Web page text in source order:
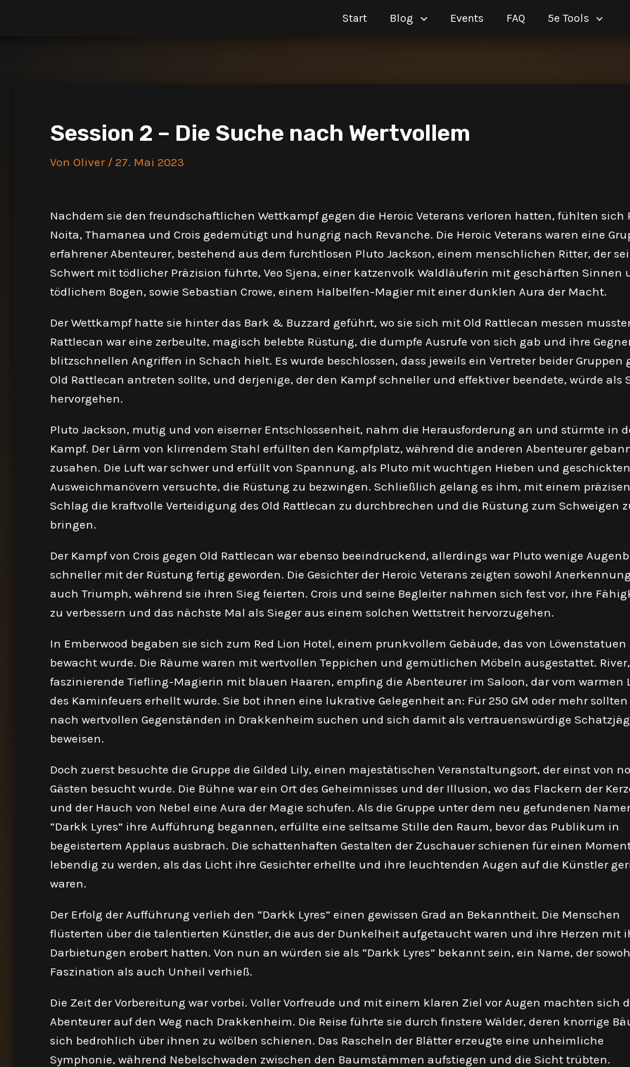
Start Blog Events FAQ 5e Tools
Session 2 – Die Suche nach Wertvollem
Von Oliver / 27. Mai 2023
Nachdem sie den freundschaftlichen Wettkampf gegen die Heroic Veterans verloren hatten, fühlten sich
Noita, Thamanea und Crois gedemütigt und hungrig nach Revanche. Die Heroic Veterans waren eine
erfahrener Abenteurer, bestehend aus dem furchtlosen Pluto Jackson, einem menschlichen Ritter, der
Schwert mit tödlicher Präzision führte, Veo Sjena, einer katzenvolk Waldläuferin mit geschärften Sinnen
tödlichem Bogen, sowie Sebastian Crowe, einem Halbelfen-Magier mit einer dunklen Aura der Macht.
Der Wettkampf hatte sie hinter das Bark & Buzzard geführt, wo sie sich mit Old Rattlecan messen
Rattlecan war eine zerbeulte, magisch belebte Rüstung, die dumpfe Ausrufe von sich gab und ihre
blitzschnellen Angriffen in Schach hielt. Es wurde beschlossen, dass jeweils ein Vertreter beider Gruppen
Old Rattlecan antreten sollte, und derjenige, der den Kampf schneller und effektiver beendete, würde als
hervorgehen.
Pluto Jackson, mutig und von eiserner Entschlossenheit, nahm die Herausforderung an und stürmte in
Kampf. Der Lärm von klirrendem Stahl erfüllten den Kampfplatz, während die anderen Abenteurer
zusahen. Die Luft war schwer und erfüllt von Spannung, als Pluto mit wuchtigen Hieben und geschickten
Ausweichmanövern versuchte, die Rüstung zu bezwingen. Schließlich gelang es ihm, mit einem präzisen
Schlag die kraftvolle Verteidigung des Old Rattlecan zu durchbrechen und die Rüstung zum Schweigen
bringen.
Der Kampf von Crois gegen Old Rattlecan war ebenso beeindruckend, allerdings war Pluto wenige
schneller mit der Rüstung fertig geworden. Die Gesichter der Heroic Veterans zeigten sowohl
auch Triumph, während sie ihren Sieg feierten. Crois und seine Begleiter nahmen sich fest vor, ihre
zu verbessern und das nächste Mal als Sieger aus einem solchen Wettstreit hervorzugehen.
In Emberwood begaben sie sich zum Red Lion Hotel, einem prunkvollem Gebäude, das von Löwenstatuen
bewacht wurde. Die Räume waren mit wertvollen Teppichen und gemütlichen Möbeln ausgestattet.
faszinierende Tiefling-Magierin mit blauen Haaren, empfing die Abenteurer im Saloon, dar vom warmen
des Kaminfeuers erhellt wurde. Sie bot ihnen eine lukrative Gelegenheit an: Für 250 GM oder mehr sollten
nach wertvollen Gegenständen in Drakkenheim suchen und sich damit als vertrauenswürdige
beweisen.
Doch zuerst besuchte die Gruppe die Gilded Lily, einen majestätischen Veranstaltungsort, der einst von
Gästen besucht wurde. Die Bühne war ein Ort des Geheimnisses und der Illusion, wo das Flackern der
und der Hauch von Nebel eine Aura der Magie schufen. Als die Gruppe unter dem neu gefundenen
“Darkk Lyres” ihre Aufführung begannen, erfüllte eine seltsame Stille den Raum, bevor das Publikum in
begeistertem Applaus ausbrach. Die schattenhaften Gestalten der Zuschauer schienen für einen
lebendig zu werden, als das Licht ihre Gesichter erhellte und ihre leuchtenden Augen auf die Künstler
waren.
Der Erfolg der Aufführung verlieh den “Darkk Lyres” einen gewissen Grad an Bekanntheit. Die Menschen
flüsterten über die talentierten Künstler, die aus der Dunkelheit aufgetaucht waren und ihre Herzen mit
Darbietungen erobert hatten. Von nun an würden sie als “Darkk Lyres” bekannt sein, ein Name, der
Faszination als auch Unheil verhieß.
Die Zeit der Vorbereitung war vorbei. Voller Vorfreude und mit einem klaren Ziel vor Augen machten sich
Abenteurer auf den Weg nach Drakkenheim. Die Reise führte sie durch finstere Wälder, deren knorrige
sich bedrohlich über ihnen zu wölben schienen. Das Rascheln der Blätter erzeugte eine unheimliche
Symphonie, während Nebelschwaden zwischen den Baumstämmen aufstiegen und die Sicht trübten.